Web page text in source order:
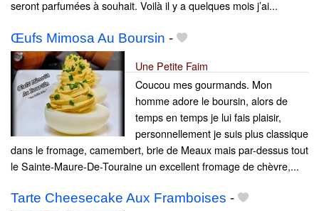
seront parfumées à souhait. Voilà il y a quelques mois j’ai...
Œufs Mimosa Au Boursin -
Une Petite Faim
Coucou mes gourmands. Mon
homme adore le boursin, alors de
temps en temps je lui fais plaisir,
personnellement je suis plus classique
dans le fromage, camembert, brie de Meaux mais par-dessus tout
le Sainte-Maure-De-Touraine un excellent fromage de chèvre,...
Tarte Cheesecake Aux Framboises -